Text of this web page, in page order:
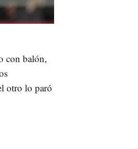
con balón,
otro lo paró